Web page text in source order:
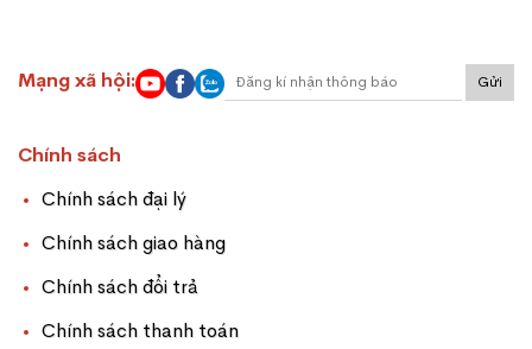
Mạng xã hội: Gửi
Chính sách
Chính sách đại lý
Chính sách giao hàng
Chính sách đổi trả
Chính sách thanh toán